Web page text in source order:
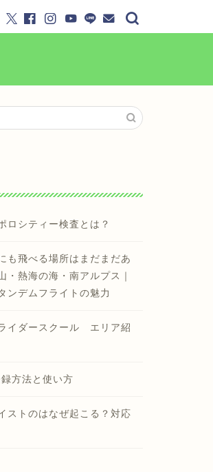
ロシティー検査とは？
飛べる場所はまだまだあ
・熱海の海・南アルプス｜
ンデムフライトの魅力
イダースクール エリア紹
方法と使い方
トのはなぜ起こる？対応